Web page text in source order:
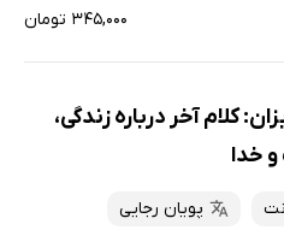
۳۴۵,۰۰۰ تومان
کلام آخر درباره زندگی،
خدا
پویان رجایی